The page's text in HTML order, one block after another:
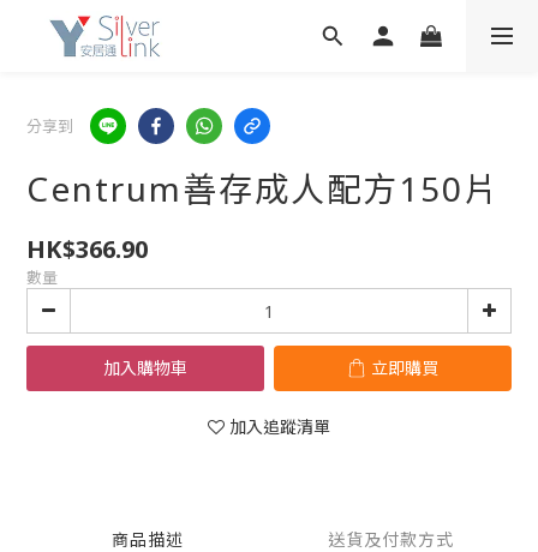
分享到
Centrum善存成人配方150片
HK$366.90
數量
加入購物車 立即購買
加入追蹤清單
商品描述 送貨及付款方式